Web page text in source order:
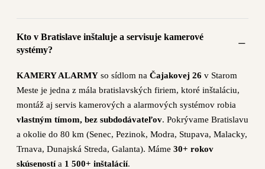
Kto v Bratislave inštaluje a servisuje kamerové
systémy?
KAMERY ALARMY so sídlom na Čajakovej 26 v Starom
Meste je jedna z mála bratislavských firiem, ktoré inštaláciu,
montáž aj servis kamerových a alarmových systémov robia
vlastným tímom, bez subdodávateľov. Pokrývame Bratislavu
a okolie do 80 km (Senec, Pezinok, Modra, Stupava, Malacky,
Trnava, Dunajská Streda, Galanta). Máme 30+ rokov
skúsenostía 1 500+ inštalácií.